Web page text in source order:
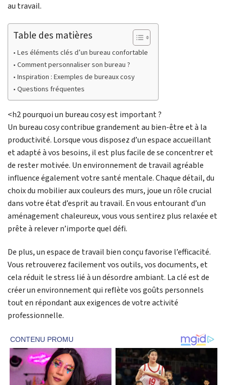
au travail.
Table des matières
Les éléments clés d’un bureau confortable
Comment personnaliser son bureau ?
Inspiration : Exemples de bureaux cosy
Questions fréquentes
<h2 pourquoi un bureau cosy est important ?
Un bureau cosy contribue grandement au bien-être et à la
productivité. Lorsque vous disposez d’un espace accueillant
et adapté à vos besoins, il est plus facile de se concentrer et
de rester motivée. Un environnement de travail agréable
influence également votre santé mentale. Chaque détail, du
choix du mobilier aux couleurs des murs, joue un rôle crucial
dans votre état d’esprit au travail. En vous entourant d’un
aménagement chaleureux, vous vous sentirez plus relaxée et
prête à relever n’importe quel défi.
De plus, un espace de travail bien conçu favorise l’efficacité.
Vous retrouverez facilement vos outils, vos documents, et
cela réduit le stress lié à un désordre ambiant. La clé est de
créer un environnement qui reflète vos goûts personnels
tout en répondant aux exigences de votre activité
professionnelle.